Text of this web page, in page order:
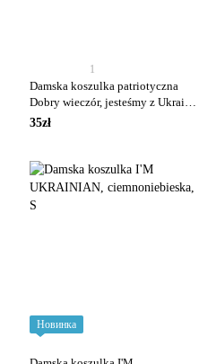
1
Damska koszulka patriotyczna
Dobry wieczór, jesteśmy z Ukrainy,
czarna
35zł
Новинка